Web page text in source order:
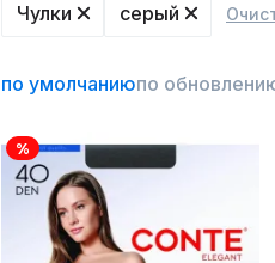
Чулки серый
по умолчаниюпо
%